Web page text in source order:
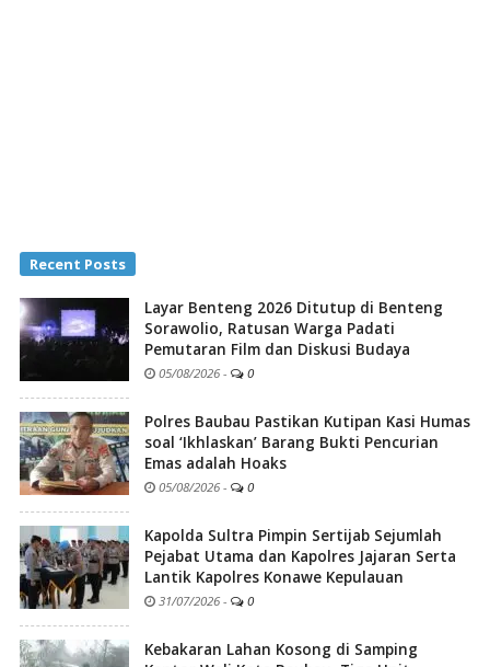
Recent Posts
Layar Benteng 2026 Ditutup di Benteng
Sorawolio, Ratusan Warga Padati
Pemutaran Film dan Diskusi Budaya
05/08/2026 - 0
Polres Baubau Pastikan Kutipan Kasi Humas
soal ‘Ikhlaskan’ Barang Bukti Pencurian
Emas adalah Hoaks
05/08/2026 - 0
Kapolda Sultra Pimpin Sertijab Sejumlah
Pejabat Utama dan Kapolres Jajaran Serta
Lantik Kapolres Konawe Kepulauan
31/07/2026 - 0
Kebakaran Lahan Kosong di Samping